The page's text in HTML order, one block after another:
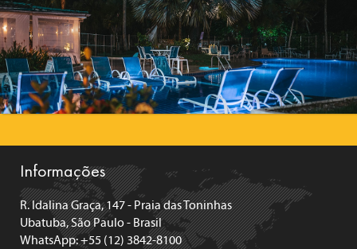
Informações
R. Idalina Graça, 147 - Praia das Toninhas
Ubatuba, São Paulo - Brasil
WhatsApp: +55 (12) 3842-8100